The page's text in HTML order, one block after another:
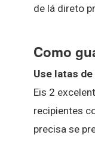
de lá direto
Como
Use latas
Eis 2
recipientes
precisa se